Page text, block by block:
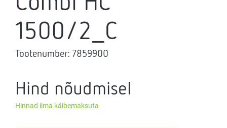
1500/2_C
Tootenumber: 7859900
Hind nõudmisel
Hinnad ilma käibemaksuta